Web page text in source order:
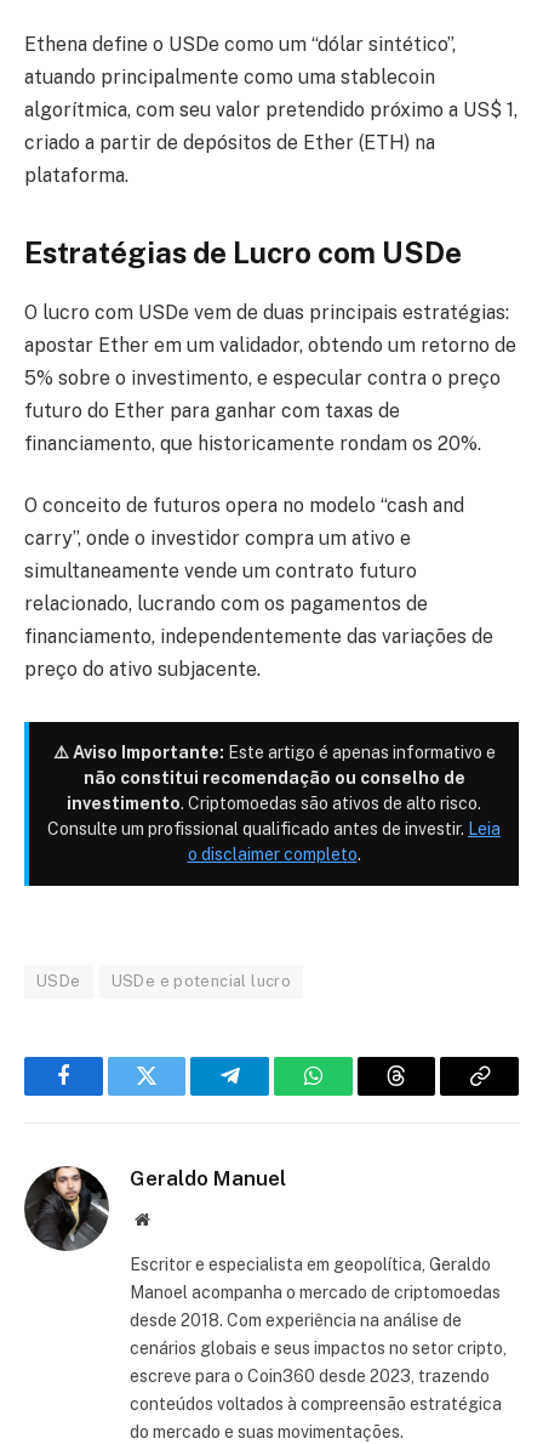
Ethena define o USDe como um “dólar sintético”,
atuando principalmente como uma stablecoin
algorítmica, com seu valor pretendido próximo a US$ 1,
criado a partir de depósitos de Ether (ETH) na
plataforma.
Estratégias de Lucro com USDe
O lucro com USDe vem de duas principais estratégias:
apostar Ether em um validador, obtendo um retorno de
5% sobre o investimento, e especular contra o preço
futuro do Ether para ganhar com taxas de
financiamento, que historicamente rondam os 20%.
O conceito de futuros opera no modelo “cash and
carry”, onde o investidor compra um ativo e
simultaneamente vende um contrato futuro
relacionado, lucrando com os pagamentos de
financiamento, independentemente das variações de
preço do ativo subjacente.
⚠️ Aviso Importante: Este artigo é apenas informativo e
não constitui recomendação ou conselho de
investimento. Criptomoedas são ativos de alto risco.
Consulte um profissional qualificado antes de investir. Leia
o disclaimer completo.
USDe USDe e potencial lucro
FacebookTwitter TelegramWhatsAppThreads Copiar
Geraldo Manuel
Site
Escritor e especialista em geopolítica, Geraldo
Manoel acompanha o mercado de criptomoedas
desde 2018. Com experiência na análise de
cenários globais e seus impactos no setor cripto,
escreve para o Coin360 desde 2023, trazendo
conteúdos voltados à compreensão estratégica
do mercado e suas movimentações.